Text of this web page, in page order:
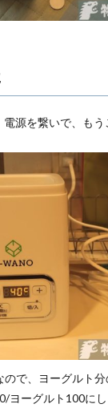
源を繋いで、も
で、ヨーグルト分
ヨーグルト100に